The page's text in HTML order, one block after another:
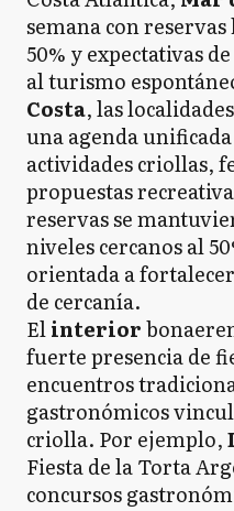
semana con
50% y expectativas
al turismo
Costa, las
una agenda
actividades criollas,
propuestas
reservas se
niveles cercanos al
orientada a
de cercanía.
Elinterior
fuerte presencia de
encuentros
gastronómicos
criolla. Por ejemplo,
Fiesta de la Torta
concursos